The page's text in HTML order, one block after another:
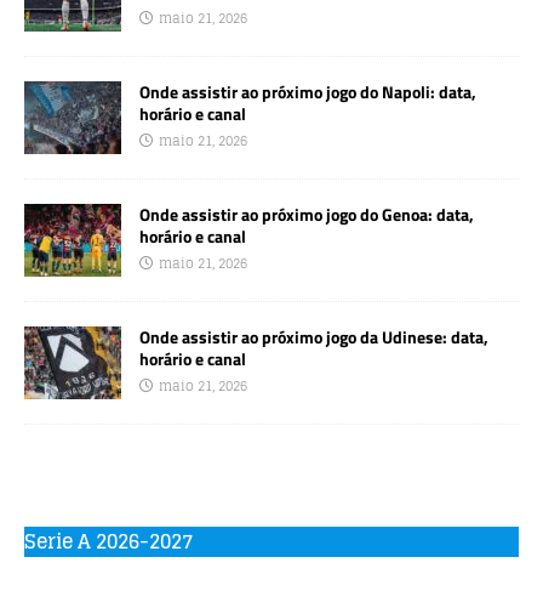
maio 21, 2026
Onde assistir ao próximo jogo do Napoli: data,
horário e canal
maio 21, 2026
Onde assistir ao próximo jogo do Genoa: data,
horário e canal
maio 21, 2026
Onde assistir ao próximo jogo da Udinese: data,
horário e canal
maio 21, 2026
Serie A 2026-2027